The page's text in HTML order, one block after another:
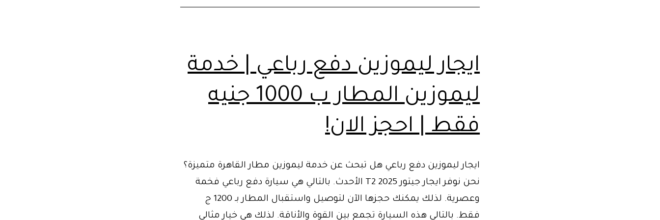
ايجار ليموزين دفع رباعي | خدمة
ليموزين المطار ب 1000 جنيه
فقط | احجز الان!
ايجار ليموزين دفع رباعي هل تبحث عن خدمة ليموزين مطار القاهرة متميزة؟
نحن نوفر ايجار جيتور T2 2025 الأحدث. بالتالي هي سيارة دفع رباعي فخمة
وعصرية. لذلك يمكنك حجزها الآن لتوصيل واستقبال المطار بـ 1200 ج
فقط. بالتالي هذه السيارة تجمع بين القوة والأناقة. لذلك هي خيار مثالي